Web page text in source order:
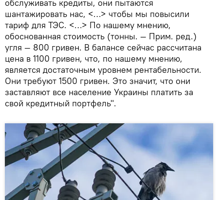
обслуживать кредиты, они пытаются
шантажировать нас, <…> чтобы мы повысили
тариф для ТЭС. <…> По нашему мнению,
обоснованная стоимость (тонны. — Прим. ред.)
угля — 800 гривен. В балансе сейчас рассчитана
цена в 1100 гривен, что, по нашему мнению,
является достаточным уровнем рентабельности.
Они требуют 1500 гривен. Это значит, что они
заставляют все население Украины платить за
свой кредитный портфель".